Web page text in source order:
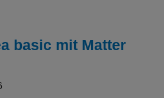
basic mit Matter